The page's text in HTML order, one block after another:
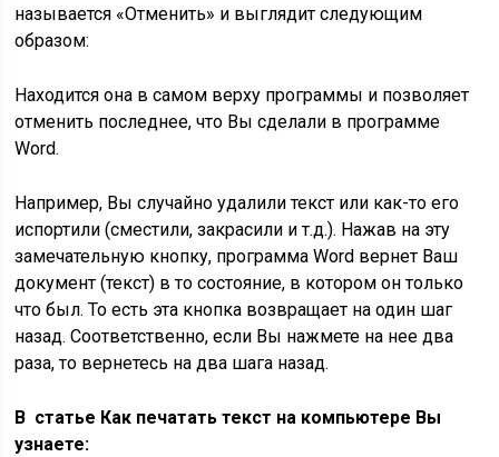
называется «Отменить» и выглядит следующим
образом:
Находится она в самом верху программы и позволяет
отменить последнее, что Вы сделали в программе
Word.
Например, Вы случайно удалили текст или как-то его
испортили (сместили, закрасили и т.д.). Нажав на эту
замечательную кнопку, программа Word вернет Ваш
документ (текст) в то состояние, в котором он только
что был. То есть эта кнопка возвращает на один шаг
назад. Соответственно, если Вы нажмете на нее два
раза, то вернетесь на два шага назад.
В статье Как печатать текст на компьютере Вы
узнаете: